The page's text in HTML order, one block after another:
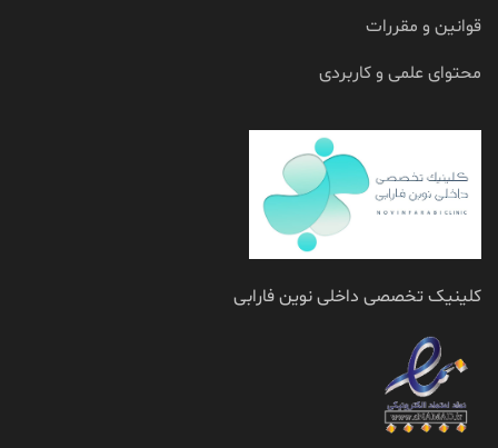
قوانین و مقررات
محتوای علمی و کاربردی
کلینیک تخصصی داخلی نوین فارابی